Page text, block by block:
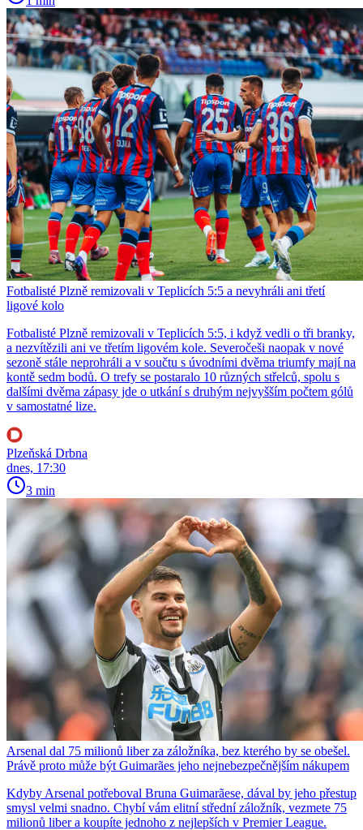
Fotbalisté Plzně remizovali v Teplicích 5:5 a nevyhráli ani třetí
ligové kolo
Fotbalisté Plzně remizovali v Teplicích 5:5, i když vedli o tři branky,
a nezvítězili ani ve třetím ligovém kole. Severočeši naopak v nové
sezoně stále neprohráli a v součtu s úvodními dvěma triumfy mají na
kontě sedm bodů. O trefy se postaralo 10 různých střelců, spolu s
dalšími dvěma zápasy jde o utkání s druhým nejvyšším počtem gólů
v samostatné lize.
Plzeňská Drbna
dnes, 17:30
3 min
Arsenal dal 75 milionů liber za záložníka, bez kterého by se obešel.
Právě proto může být Guimarães jeho nejnebezpečnějším nákupem
Kdyby Arsenal potřeboval Bruna Guimarãese, dával by jeho přestup
smysl velmi snadno. Chybí vám elitní střední záložník, vezmete 75
milionů liber a koupíte jednoho z nejlepších v Premier League.